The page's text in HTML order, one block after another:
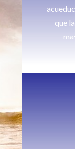
que